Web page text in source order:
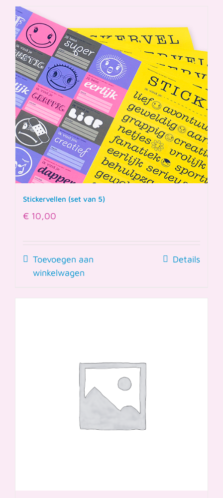
Stickervellen (set van 5)
€ 10,00
Toevoegen aan
winkelwagen
Details